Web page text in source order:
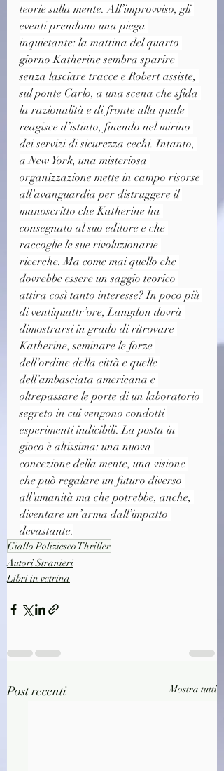
teorie sulla mente. All’improvviso, gli
eventi prendono una piega
inquietante: la mattina del quarto
giorno Katherine sembra sparire
senza lasciare tracce e Robert assiste,
sul ponte Carlo, a una scena che sfida
la razionalità e di fronte alla quale
reagisce d’istinto, finendo nel mirino
dei servizi di sicurezza cechi. Intanto,
a New York, una misteriosa
organizzazione mette in campo risorse
all’avanguardia per distruggere il
manoscritto che Katherine ha
consegnato al suo editore e che
raccoglie le sue rivoluzionarie
ricerche. Ma come mai quello che
dovrebbe essere un saggio teorico
attira così tanto interesse? In poco più
di ventiquattr’ore, Langdon dovrà
dimostrarsi in grado di ritrovare
Katherine, seminare le forze
dell’ordine della città e quelle
dell’ambasciata americana e
oltrepassare le porte di un laboratorio
segreto in cui vengono condotti
esperimenti indicibili. La posta in
gioco è altissima: una nuova
concezione della mente, una visione
che può regalare un futuro diverso
all’umanità ma che potrebbe, anche,
diventare un’arma dall’impatto
devastante.
Giallo Poliziesco Thriller
Autori Stranieri
Libri in vetrina
Post recenti Mostra tutti